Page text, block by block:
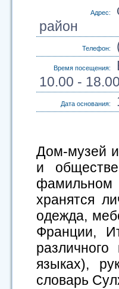
Адрес:
район
Телефон:
Время посещения:
10.00 - 18.00
Дата основания:
Дом-музей
и
хранятся
одежда,
Франции,
языках),
словарь